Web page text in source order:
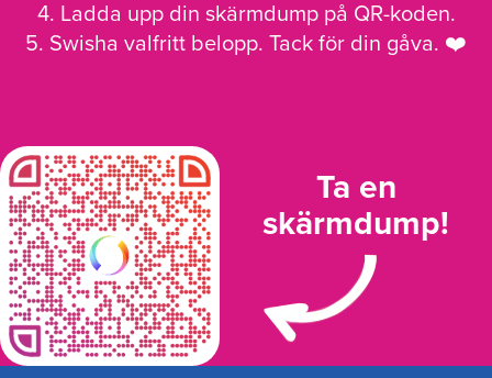
4. Ladda upp din skärmdump på QR-koden.
5. Swisha valfritt belopp. Tack för din gåva. ❤️
Ta en
skärmdump!